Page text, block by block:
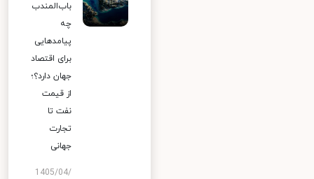
باب‌المندب
چه
پیامدهایی
برای اقتصاد
جهان دارد؟؛
از قیمت
نفت تا
تجارت
جهانی
1405/04/